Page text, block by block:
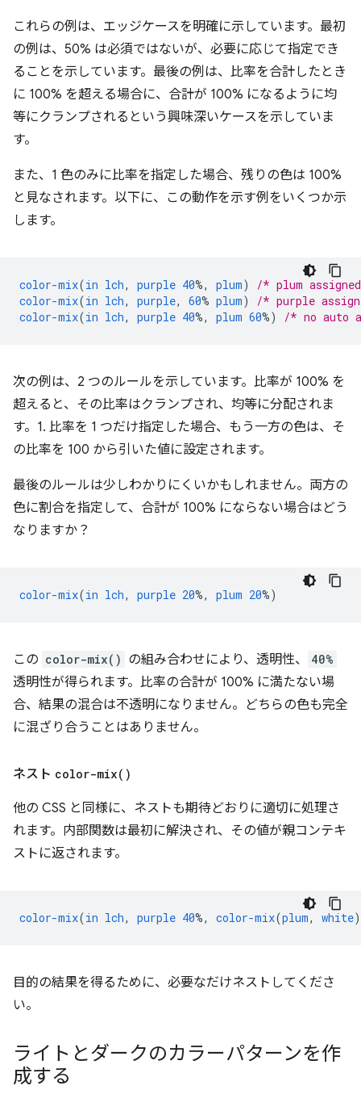
これらの例は、エッジケースを明確に示しています。最初
の例は、50% は必須ではないが、必要に応じて指定でき
ることを示しています。最後の例は、比率を合計したとき
に 100% を超える場合に、合計が 100% になるように均
等にクランプされるという興味深いケースを示していま
す。
また、1 色のみに比率を指定した場合、残りの色は 100%
と見なされます。以下に、この動作を示す例をいくつか示
します。
color-mix(in lch, purple 40%, plum)
/* plum
color-mix(in lch, purple, 60% plum)
/* purple
color-mix(in lch, purple 40%, plum 60%) /* no auto
次の例は、2 つのルールを示しています。比率が 100% を
超えると、その比率はクランプされ、均等に分配されま
す。1. 比率を 1 つだけ指定した場合、もう一方の色は、そ
の比率を 100 から引いた値に設定されます。
最後のルールは少しわかりにくいかもしれません。両方の
色に割合を指定して、合計が 100% にならない場合はどう
なりますか？
color-mix(in lch, purple 20%, plum 20%)
この color-mix() の組み合わせにより、透明性、 40%
透明性が得られます。比率の合計が 100% に満たない場
合、結果の混合は不透明になりません。どちらの色も完全
に混ざり合うことはありません。
ネスト color-mix( )
他の CSS と同様に、ネストも期待どおりに適切に処理さ
れます。内部関数は最初に解決され、その値が親コンテキ
ストに返されます。
color-mix(in lch, purple 40%, color-mix(plum, white
目的の結果を得るために、必要なだけネストしてくださ
い。
ライトとダークのカラーパターンを作
成する